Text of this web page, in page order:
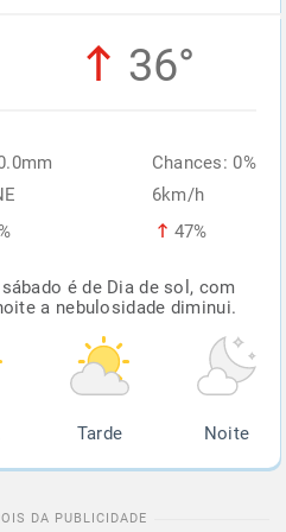
36°
Chances: 0%
6km/h
47%
é de Dia de sol, com
a nebulosidade diminui.
Tarde Noite